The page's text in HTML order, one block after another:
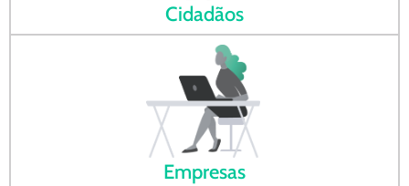
Cidadãos
Empresas